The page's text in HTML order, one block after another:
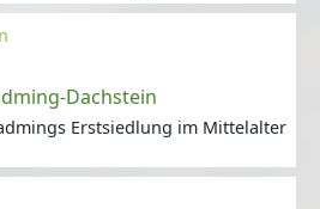
Dachstein
Erstsiedlung im Mittelalter